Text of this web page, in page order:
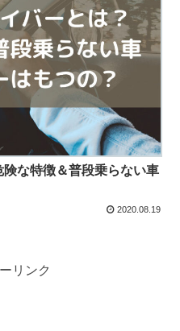
な特徴＆普段乗らない車
2020.08.19
リンク